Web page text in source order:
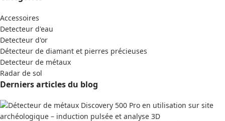
Accessoires
Detecteur d'eau
Detecteur d'or
Détecteur de diamant et pierres précieuses
Detecteur de métaux
Radar de sol
Derniers articles du blog